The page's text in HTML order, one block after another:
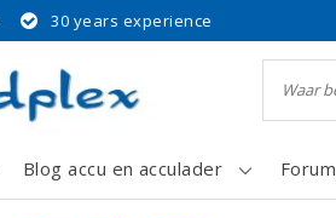
30 years experience
Blog accu en acculader Forum